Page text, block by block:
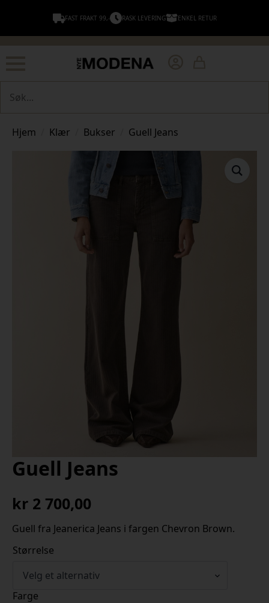
FAST FRAKT 99,- RASK LEVERING ENKEL RETUR
Hjem Klær Bukser Guell Jeans
Guell Jeans
kr 2 700,00
Guell fra Jeanerica Jeans i fargen Chevron Brown.
Størrelse
Farge